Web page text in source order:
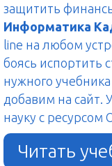
защитить
Информатика
line на любом
боясь испортить
нужного
добавим на сайт.
науку с ресурсом
Читать